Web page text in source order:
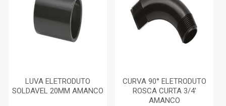
LUVA ELETRODUTO
SOLDAVEL 20MM AMANCO
CURVA 90° ELETRODUTO
ROSCA CURTA 3/4'
AMANCO